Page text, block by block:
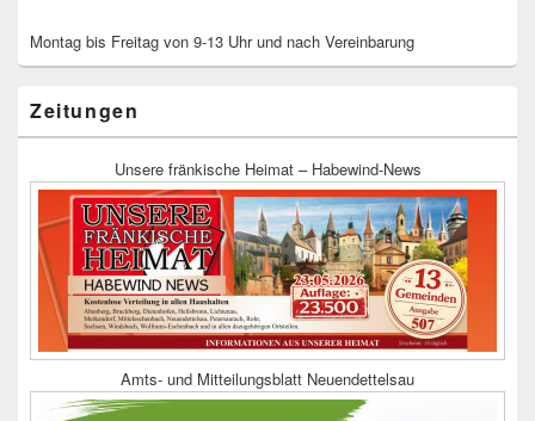
Montag bis Freitag von 9-13 Uhr und nach Vereinbarung
Zeitungen
Unsere fränkische Heimat – Habewind-News
Amts- und Mitteilungsblatt Neuendettelsau